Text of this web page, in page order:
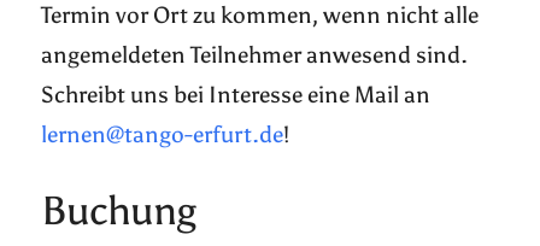
Termin vor Ort zu kommen, wenn nicht alle
angemeldeten Teilnehmer anwesend sind.
Schreibt uns bei Interesse eine Mail an
lernen@tango-erfurt.de!
Buchung